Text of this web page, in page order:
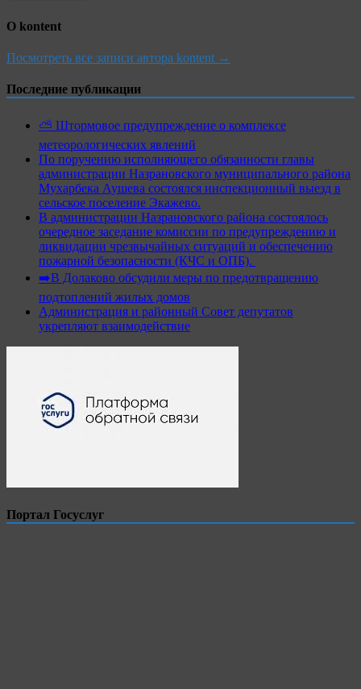
О kontent
Посмотреть все записи автора kontent →
Последние публикации
⛅️ Штормовое предупреждение о комплексе
метеорологических явлений
По поручению исполняющего обязанности главы
администрации Назрановского муниципального района
Мухарбека Аушева состоялся инспекционный выезд в
сельское поселение Экажево.
В администрации Назрановского района состоялось
очередное заседание комиссии по предупреждению и
ликвидации чрезвычайных ситуаций и обеспечению
пожарной безопасности (КЧС и ОПБ).
➡️В Долаково обсудили меры по предотвращению
подтоплений жилых домов
Администрация и районный Совет депутатов
укрепляют взаимодействие
Портал Госуслуг